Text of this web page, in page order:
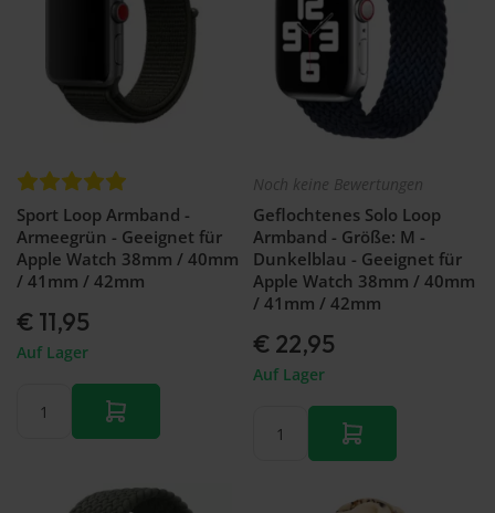
Sport Loop Armband -
Armeegrün - Geeignet für
Apple Watch 38mm / 40mm
/ 41mm / 42mm
€ 11,95
Auf Lager
Noch keine Bewertungen
Geflochtenes Solo Loop
Armband - Größe: M -
Dunkelblau - Geeignet für
Apple Watch 38mm / 40mm
/ 41mm / 42mm
€ 22,95
Auf Lager